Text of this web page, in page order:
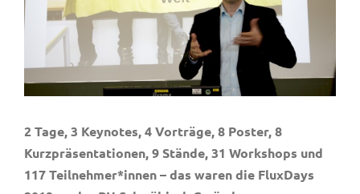
2 Tage, 3 Keynotes, 4 Vorträge, 8 Poster, 8
Kurzpräsentationen, 9 Stände, 31 Workshops und
117 Teilnehmer*innen – das waren die FluxDays